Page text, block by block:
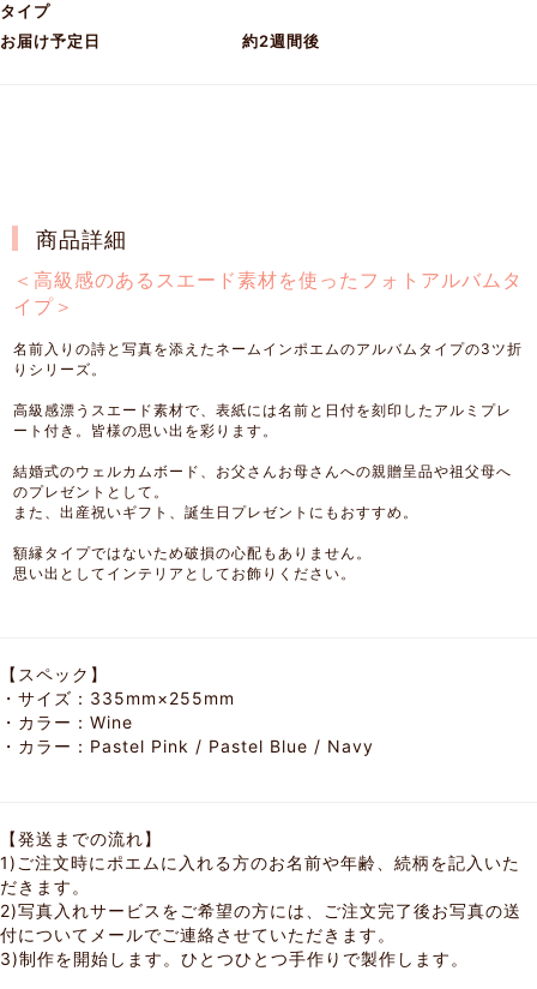
タイプ
お届け予定日
約2週間後
商品詳細
＜高級感のあるスエード素材を使ったフォトアルバムタ
イプ＞
名前入りの詩と写真を添えたネームインポエムのアルバムタイプの3ツ折
りシリーズ。
高級感漂うスエード素材で、表紙には名前と日付を刻印したアルミプレ
ート付き。皆様の思い出を彩ります。
結婚式のウェルカムボード、お父さんお母さんへの親贈呈品や祖父母へ
のプレゼントとして。
また、出産祝いギフト、誕生日プレゼントにもおすすめ。
額縁タイプではないため破損の心配もありません。
思い出としてインテリアとしてお飾りください。
【スペック】
・サイズ：335mm×255mm
・カラー：Wine
・カラー： Pastel Pink / Pastel Blue / Navy
【発送までの流れ】
1)ご注文時にポエムに入れる方のお名前や年齢、続柄を記入いた
だきます。
2)写真入れサービスをご希望の方には、ご注文完了後お写真の送
付についてメールでご連絡させていただきます。
3)制作を開始します。ひとつひとつ手作りで製作します。